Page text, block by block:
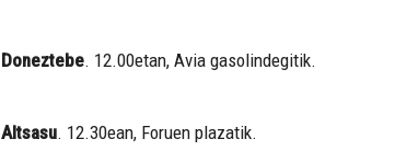
Doneztebe. 12.00etan, Avia gasolindegitik.
Altsasu. 12.30ean, Foruen plazatik.